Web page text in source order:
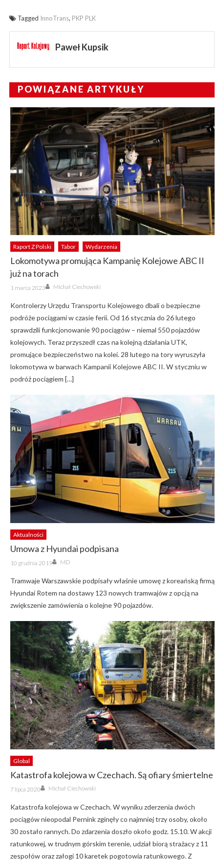
Tagged InnoTrans, PKP PLK
Paweł Kupsik
POWIĄZANE ARTYKUŁY
Raport Z Polski Tabor Wydarzenia
Lokomotywa promująca Kampanię Kolejowe ABC II
już na torach
Posted
on
1 marca 2023 Author
Michał Ciechowski
Kontrolerzy Urzędu Transportu Kolejowego dbali o bezpieczne
podróże pociągami w czasie ferii. Od 16 stycznia do 26 lutego
sprawdzili funkcjonowanie 90 pociągów – niemal 550 pojazdów
kolejowych. Teraz przyszedł czas na kolejną działania UTK,
promujące bezpieczeństwo na kolei. 28 lutego na tory wyruszyła
lokomotywa w barwach Kampanii Kolejowe ABC II. W styczniu w
podróż pociągiem […]
Aktualności
Umowa z Hyundai podpisana
Posted
on
10 grudnia 2019 Author
MD
Tramwaje Warszawskie podpisały właśnie umowę z koreańską firmą
Hyundai Rotem na dostawy 123 nowych tramwajów z opcją na
zwiększenie zamówienia o kolejne 90 pojazdów.
Global
Katastrofa kolejowa w Czechach. Są ofiary śmiertelne
Posted
on
7 lipca 2020 Author
Michał Ciechowski
Katastrofa kolejowa w Czechach. W wyniku zderzenia dwóch
pociągów nieopodal Pernink zginęły co najmniej trzy osoby, około
30 zostało rannych. Do zdarzenia doszło około godz. 15.10. W akcji
ratunkowej, w trudnym górskim terenie, udział biorą strażacy z 11
zespołów oraz załogi 10 karetek pogotowia ratunkowego. Z